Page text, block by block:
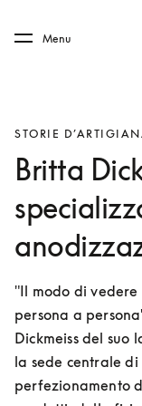
Skip to main
Menu
STORIE
Britta
"Il modo di vedere
persona a
Dickmeiss del suo
la sede centrale
perfezionamento